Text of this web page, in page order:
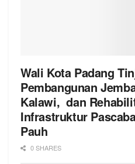
Wali Kota Padang
Pembangunan
Kalawi, dan
Infrastruktur
Pauh
0 SHARES